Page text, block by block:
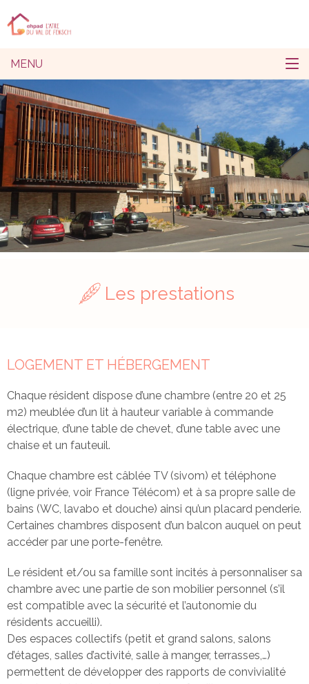
EHPAD L'Atre du Val de Fensch à
MENU
Les prestations
LOGEMENT ET HÉBERGEMENT
Chaque résident dispose d’une chambre (entre 20 et 25
m2) meublée d’un lit à hauteur variable à commande
électrique, d’une table de chevet, d’une table avec une
chaise et un fauteuil.
Chaque chambre est câblée TV (sivom) et téléphone
(ligne privée, voir France Télécom) et à sa propre salle de
bains (WC, lavabo et douche) ainsi qu’un placard penderie.
Certaines chambres disposent d’un balcon auquel on peut
accéder par une porte-fenêtre.
Le résident et/ou sa famille sont incités à personnaliser sa
chambre avec une partie de son mobilier personnel (s’il
est compatible avec la sécurité et l’autonomie du
résidents accueilli).
Des espaces collectifs (petit et grand salons, salons
d’étages, salles d’activité, salle à manger, terrasses,…)
permettent de développer des rapports de convivialité